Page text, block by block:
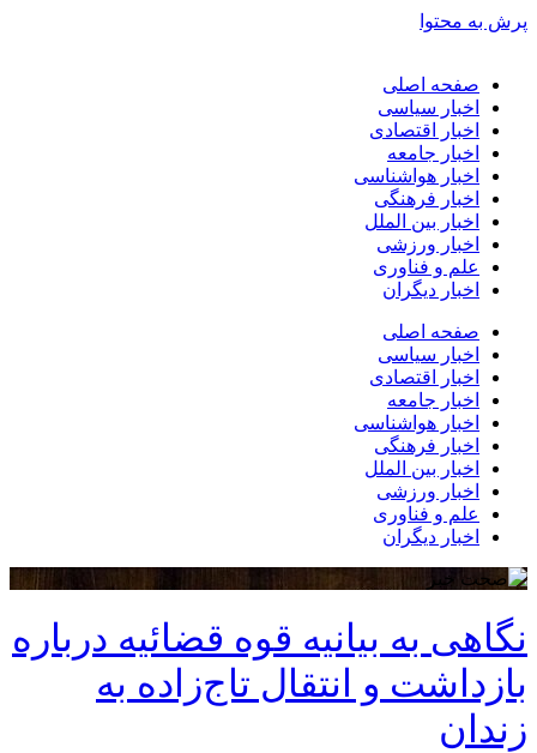
پرش به محتوا
صفحه اصلی
اخبار سیاسی
اخبار اقتصادی
اخبار جامعه
اخبار هواشناسی
اخبار فرهنگی
اخبار بین الملل
اخبار ورزشی
علم و فناوری
اخبار دیگران
صفحه اصلی
اخبار سیاسی
اخبار اقتصادی
اخبار جامعه
اخبار هواشناسی
اخبار فرهنگی
اخبار بین الملل
اخبار ورزشی
علم و فناوری
اخبار دیگران
نگاهی به بیانیه قوه قضائیه درباره
بازداشت و انتقال تاج‌زاده به
زندان